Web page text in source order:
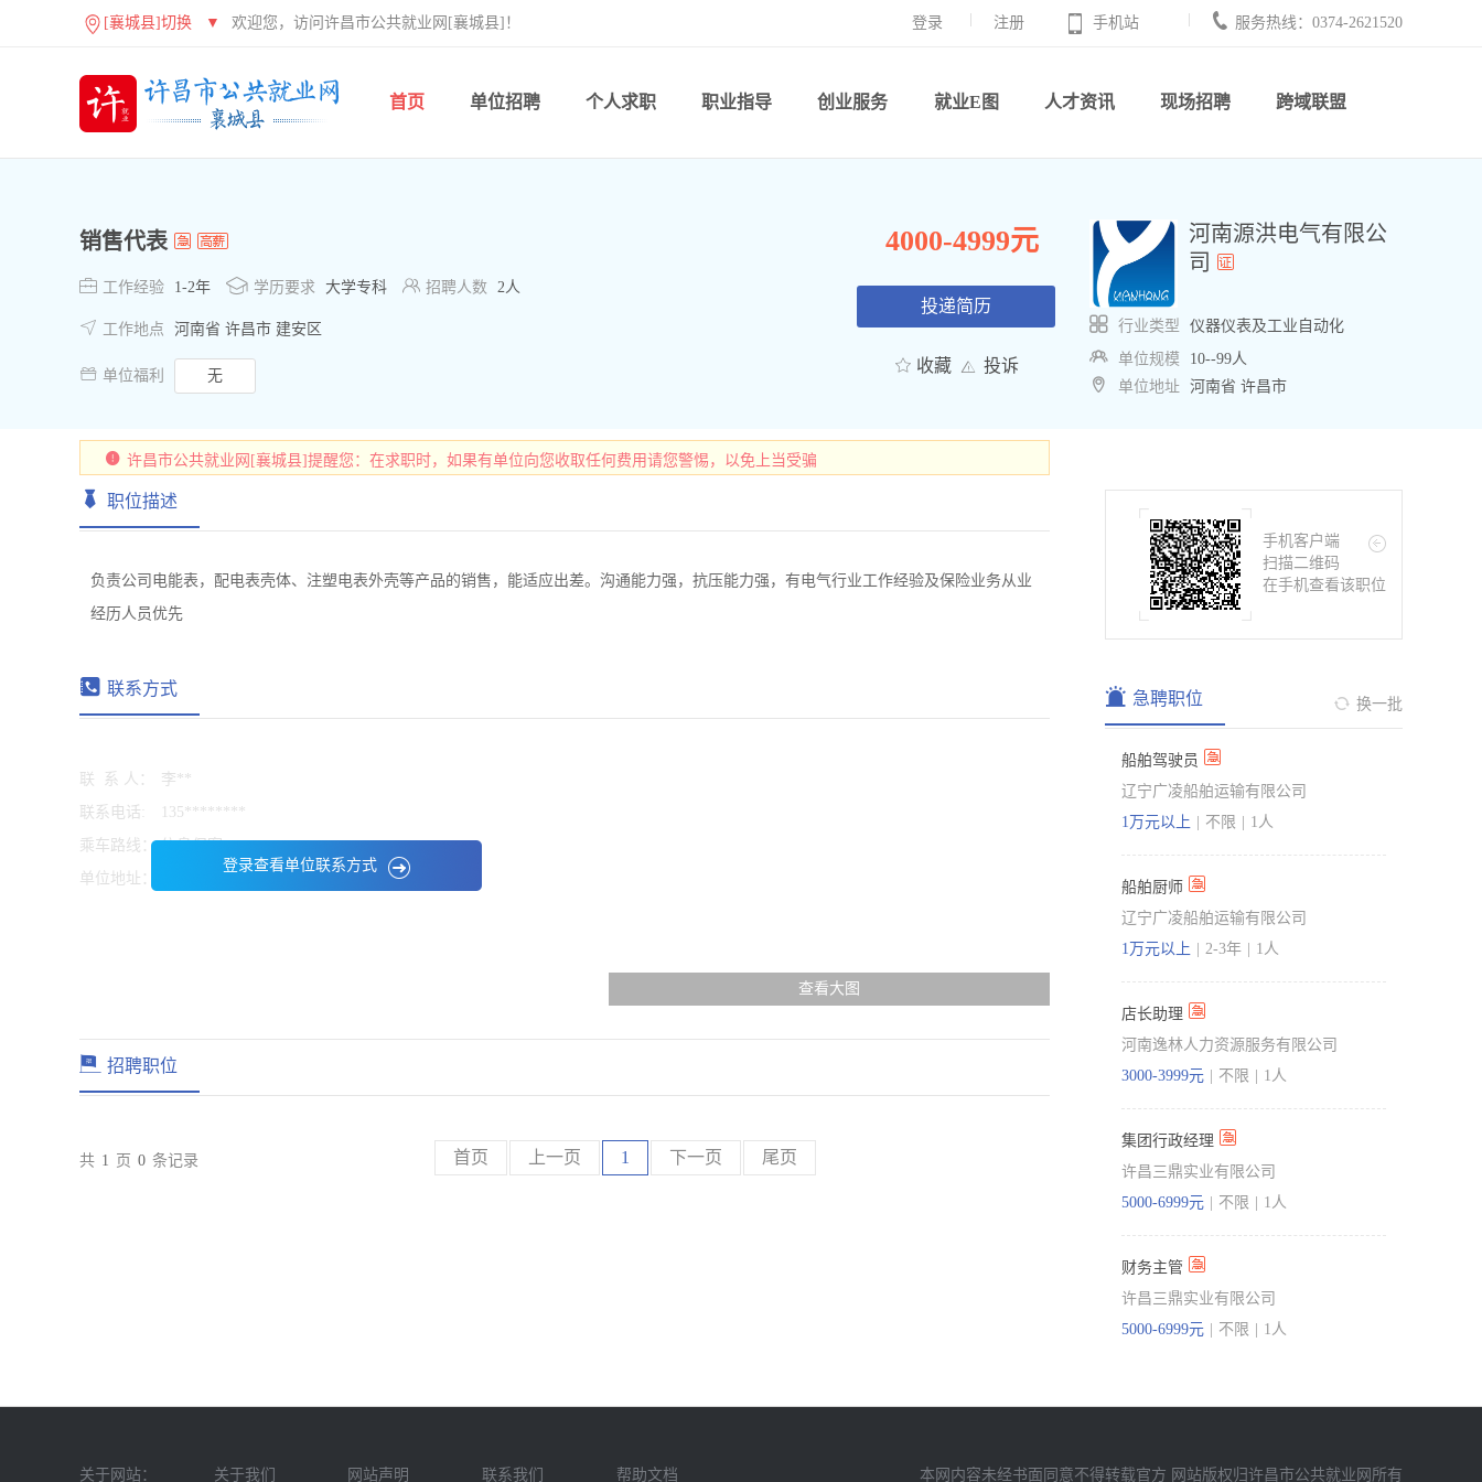
[襄城县]切换 ▼ 欢迎您，访问许昌市公共就业网[襄城县]！ 登录 注册 手机站 服务热线：0374-2621520
首页 单位招聘 个人求职 职业指导 创业服务 就业E图 人才资讯 现场招聘 跨域联盟
销售代表 4000-4999元
 工作经验 1-2年  学历要求 大学专科  招聘人数 2人
 工作地点 河南省 许昌市 建安区
 单位福利 无
投递简历
收藏 投诉
河南源洪电气有限公
司
行业类型
仪器仪表及工业自动化
单位规模
10--99人
单位地址 河南省 许昌市
许昌市公共就业网[襄城县]提醒您：在求职时，如果有单位向您收取任何费用请您警惕，以免上当受骗
职位描述
负责公司电能表，配电表壳体、注塑电表外壳等产品的销售，能适应出差。沟通能力强，抗压能力强，有电气行业工作经验及保险业务从业
经历人员优先
联系方式
登录查看单位联系方式
联 系 人：
李**
联系电话:
135********
乘车路线： 信息保密
单位地址：
查看大图
招聘职位
共 1 页 0 条记录 首页 上一页 1 下一页 尾页
手机客户端
扫描二维码
在手机查看该职位
急聘职位 换一批
船舶驾驶员
辽宁广凌船舶运输有限公司
1万元以上
不限 1人
船舶厨师
辽宁广凌船舶运输有限公司
1万元以上
2-3年 1人
店长助理
河南逸林人力资源服务有限公司
3000-3999元
不限 1人
集团行政经理
许昌三鼎实业有限公司
5000-6999元
不限 1人
财务主管
许昌三鼎实业有限公司
5000-6999元
不限 1人
关于网站： 关于我们 网站声明 联系我们 帮助文档 本网内容未经书面同意不得转载官方 网站版权归许昌市公共就业网所有